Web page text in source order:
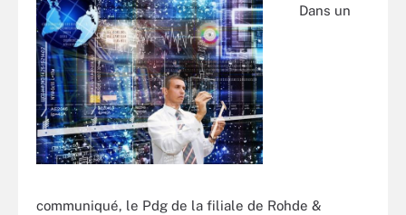
Dans un
communiqué, le Pdg de la filiale de Rohde &